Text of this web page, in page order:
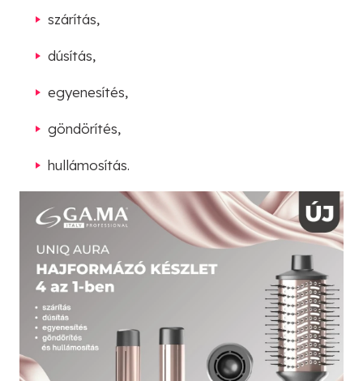
szárítás,
dúsítás,
egyenesítés,
göndörítés,
hullámosítás.